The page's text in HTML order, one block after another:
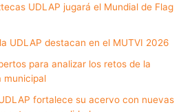
UDLAP jugará el Mundial de Flag
UDLAP destacan en el MUTVI 2026
para analizar los retos de la
municipal
fortalece su acervo con nuevas